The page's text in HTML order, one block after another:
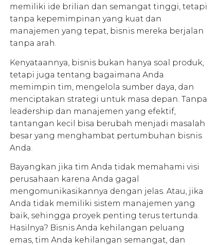
memiliki ide brilian dan semangat tinggi, tetapi
tanpa kepemimpinan yang kuat dan
manajemen yang tepat, bisnis mereka berjalan
tanpa arah.
Kenyataannya, bisnis bukan hanya soal produk,
tetapi juga tentang bagaimana Anda
memimpin tim, mengelola sumber daya, dan
menciptakan strategi untuk masa depan. Tanpa
leadership dan manajemen yang efektif,
tantangan kecil bisa berubah menjadi masalah
besar yang menghambat pertumbuhan bisnis
Anda.
Bayangkan jika tim Anda tidak memahami visi
perusahaan karena Anda gagal
mengomunikasikannya dengan jelas. Atau, jika
Anda tidak memiliki sistem manajemen yang
baik, sehingga proyek penting terus tertunda.
Hasilnya? Bisnis Anda kehilangan peluang
emas, tim Anda kehilangan semangat, dan